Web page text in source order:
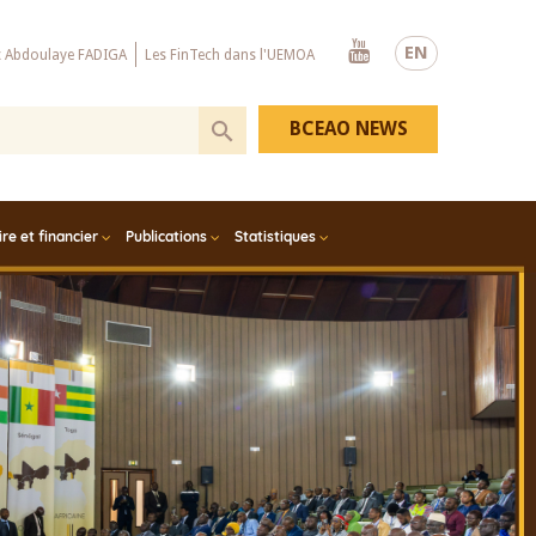
EN
Abdoulaye FADIGA Les FinTech dans l'UEMOA
Youtube
et financier Publications Statistiques
BCEAO NEWS